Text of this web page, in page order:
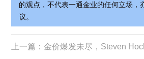
的观点，不代表一通金业的任何立场，
议。
上一篇： 金价爆发未尽，Steven